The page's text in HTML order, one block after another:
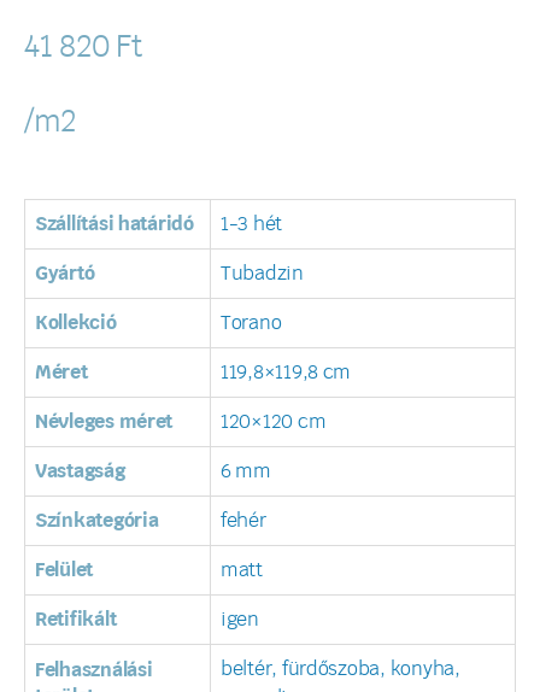
41 820 Ft
/m2
Szállítási határidó 1-3 hét
Gyártó Tubadzin
Kollekció Torano
Méret 119,8×119,8 cm
Névleges méret 120×120 cm
Vastagság 6 mm
Színkategória fehér
Felület matt
Retifikált igen
Felhasználási
beltér, fürdőszoba, konyha,